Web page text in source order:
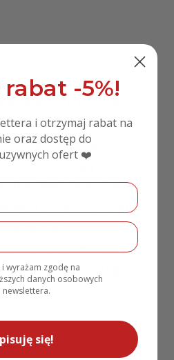
nie tylko zwykłe
dzieła sztuki, które
urok do każdej
bogatą gamę
które mogą być
aby idealnie wpisać
uroczystości. Od
po baranki
czego
magiczną
Podarunki i Dekoracje
-5%!
i otrzymaj rabat na
oraz dostęp do
ofert ❤️
wyrażam zgodę na
danych osobowych
się!